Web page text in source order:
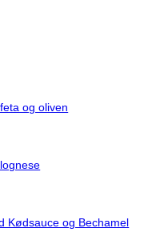
og oliven
Kødsauce og Bechamel